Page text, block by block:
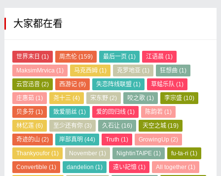
大家都在看
世界末日 (1) 周杰伦(159) 最后一页 (1) 江语晨(1)
MaksimMrvica(1) 马克西姆(1) 克罗地亚(1) 狂想曲 (1)
云宫迅音(2) 西游记(9) 失恋阵线联盟 (1) 草蜢乐队 (1)
庄惠茹 (1) 尧十三(4) 宋东野(2) 咬之歌(1) 李宗盛(10)
贝多芬(1) 致爱丽丝(1) 爱的回归线(1) 陈韵若(1)
林忆莲(6) 至少还有你(3) 久石让 (16) 天空之城(19)
奇迹的山 (2) 岸部真明 (44) Truth (1) GrowingUp (2)
Thankyoufor(1) November(1) NightinTAIPE(1) fu-ta-ri (1)
Convertible (1) dandelion (1) 遠い記憶(1) All together(1)